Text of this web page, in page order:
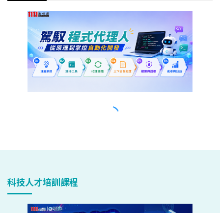
科技人才培訓課程